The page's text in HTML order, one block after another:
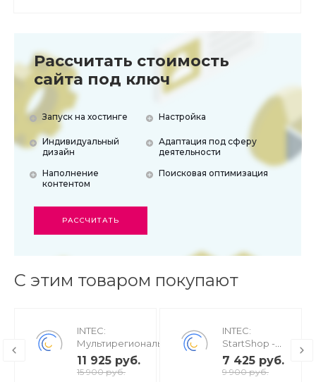
Рассчитать стоимость
сайта под ключ
Запуск на хостинге
Индивидуальный
дизайн
Наполнение
контентом
Настройка
Адаптация под сферу
деятельности
Поисковая оптимизация
РАССЧИТАТЬ
С этим товаром покупают
INTEC:
Мультирегиональность
- региональная сеть
вашего сайта с
11 925 руб.
15 900 руб.
INTEC:
StartShop -
модуль
интернет-
7 425 руб.
9 900 руб.